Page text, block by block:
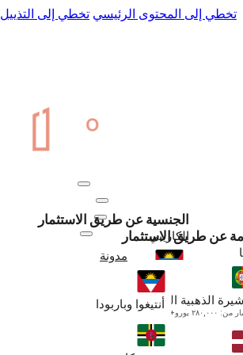
تخطي إلى المحتوى الرئيسي تخطي إلى التذييل
الجنسية عن طريق الاستثمار
الكاريبي
أنتيغوا وباربودا
ابتداءً من $230,000
دومينيكا
عن طريق الاستثمار
الذهبية البرتغالية
٢٨٠,٠٠٠ يورو+
موارد
مدونة
تجديدات
أنتيغوا وباربودا
+971 50 895 6330